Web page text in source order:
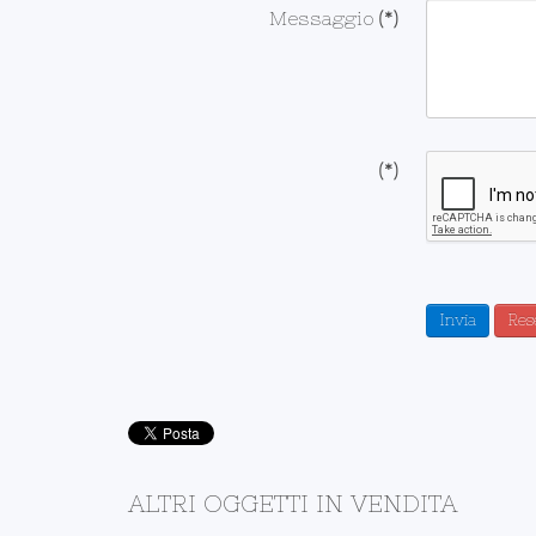
Messaggio (*)
(*)
Invia
ALTRI OGGETTI IN VENDITA